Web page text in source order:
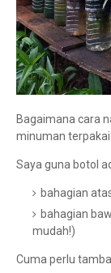
Bagaimana cara
minuman
Saya guna botol
bahagian
bahagian
mudah!)
Cuma perlu